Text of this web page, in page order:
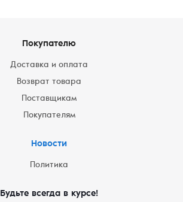
Покупателю
Доставка и оплата
Возврат товара
Поставщикам
Покупателям
Новости
Политика
Будьте всегда в курсе!